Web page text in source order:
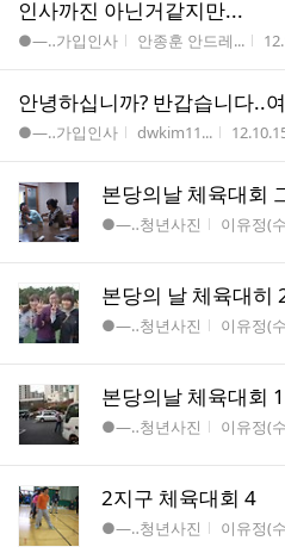
인사까진 아닌거같지만...
게시판명
●―‥가입인사 작성자
안종훈 안드레... 작
안녕하십니까? 반갑습니다..
게시판명
●―‥가입인사 작성자
dwkim11... 작성시
본당의날 체육대회
게시판명
●―‥청년사진 작성자
이유정(
본당의 날 체육대히
게시판명
●―‥청년사진 작성자
이유정(
본당의날 체육대회 1
게시판명
●―‥청년사진 작성자
이유정(
2지구 체육대회 4
게시판명
●―‥청년사진 작성자
이유정(